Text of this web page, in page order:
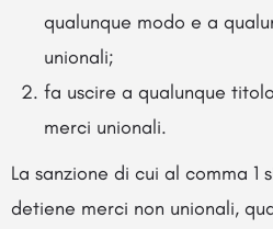
qualunque modo e a
unionali;
fa uscire a qualunque
merci unionali.
La sanzione di cui al comma 1
detiene merci non unionali,